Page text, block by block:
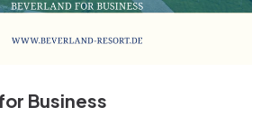
Business